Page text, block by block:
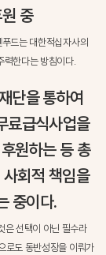
중
푸드는대한적십자사의
력한다는 방침이다.
단을 통하여
료급식사업을
후원하는 등 총
사회적 책임을
중이다.
은 선택이 아닌 필수라
로도 동반성장을 이뤄가